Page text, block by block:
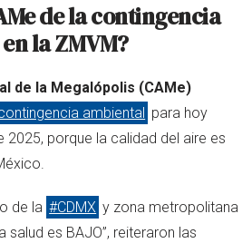
de la contingencia
la ZMVM?
de la Megalópolis (CAMe)
ambiental para hoy
porque la calidad del aire es
de la #CDMX y zona metropolitana
salud es BAJO”, reiteraron las